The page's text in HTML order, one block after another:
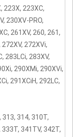
223X, 223XC,
230XV-PRO,
261XV, 260, 261,
272XVi,
283LCi, 283XV,
290XMi, 290XVi,
291XCiH, 292LC,
314, 310T,
341TV, 342T,